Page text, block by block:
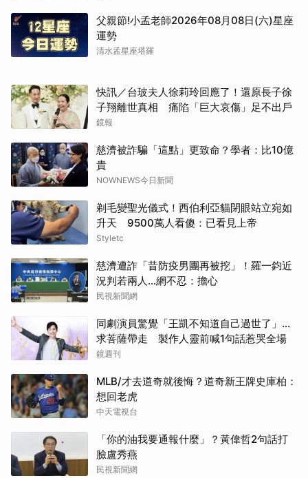
父親節!小孟老師2026年08月08日(六)星座
運勢
清水孟星座塔羅
快訊／台玻夫人徐莉玲回應了！還原長子徐
子翔離世真相 痛陷「巨大哀傷」足不出戶
鏡報
慈濟被詐騙「這點」更致命？學者：比10億
貴
NOWNEWS今日新聞
剃毛變聖光儀式！西伯利亞貓閉眼站立宛如
升天 9500萬人看傻：已看見上帝
Styletc
慈濟遭詐「昔防疫男團再被挖」！羅一鈞近
況判若兩人…網不忍：擔心
民視新聞網
同劇演員驚覺「王凱不知道自己過世了」...
求菩薩帶走 製作人靈前喊1句話惹哭全場
鏡週刊
MLB/才去道奇就後悔？道奇新王牌史庫柏：
想回老虎
中天電視台
「你的油我要通報什麼」？黃偉哲2句話打
臉盧秀燕
民視新聞網